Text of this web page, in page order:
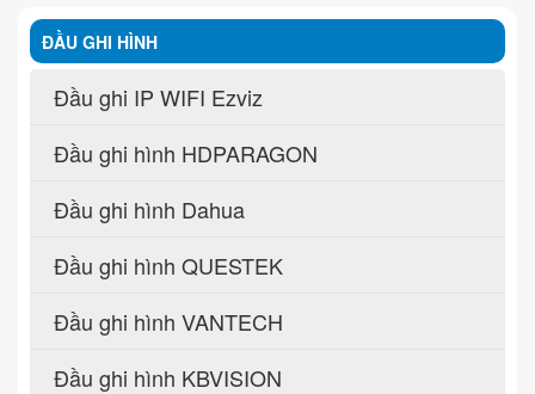
ĐẦU GHI HÌNH
Đầu ghi IP WIFI Ezviz
Đầu ghi hình HDPARAGON
Đầu ghi hình Dahua
Đầu ghi hình QUESTEK
Đầu ghi hình VANTECH
Đầu ghi hình KBVISION